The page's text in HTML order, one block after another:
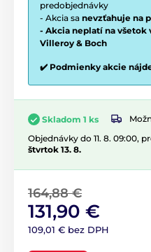
predobjednávky
- Akcia sa nevzťahuje na
- Akcia neplatí na všetok
Villeroy & Boch
✔️ Podmienky akcie
Skladom 1 ks
Objednávky do 11. 8. 09:00,
štvrtok 13. 8.
164,88 €
131,90 €
109,01 € bez DPH